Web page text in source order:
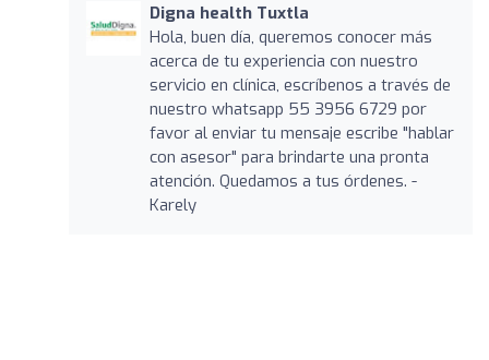
Digna health Tuxtla
Hola, buen día, queremos conocer más
acerca de tu experiencia con nuestro
servicio en clínica, escríbenos a través de
nuestro whatsapp 55 3956 6729 por
favor al enviar tu mensaje escribe "hablar
con asesor" para brindarte una pronta
atención. Quedamos a tus órdenes. -
Karely